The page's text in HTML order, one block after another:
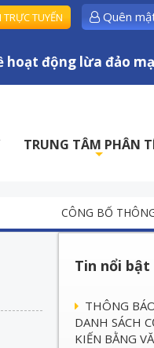
TUYẾN Quên
động lừa đảo mạo
TRUNG TÂM PHÂN
CÔNG BỐ
Tin nổi bật
THÔNG
DANH SÁCH
KIẾN BẰNG